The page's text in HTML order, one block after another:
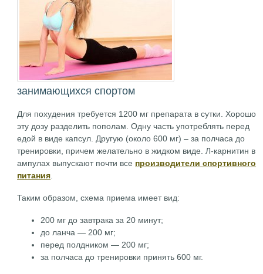
занимающихся спортом
Для похудения требуется 1200 мг препарата в сутки. Хорошо
эту дозу разделить пополам. Одну часть употреблять перед
едой в виде капсул. Другую (около 600 мг) – за полчаса до
тренировки, причем желательно в жидком виде. Л-карнитин в
ампулах выпускают почти все производители спортивного
питания
Таким образом, схема приема имеет вид:
200 мг до завтрака за 20 минут;
до ланча — 200 мг;
перед полдником — 200 мг;
за полчаса до тренировки принять 600 мг.